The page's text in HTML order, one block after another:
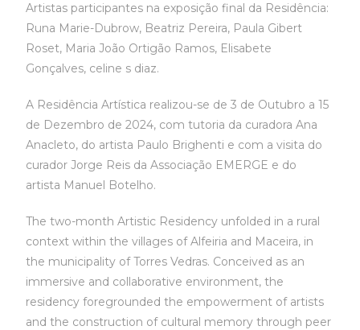
Artistas participantes na exposição final da Residência:
Runa Marie-Dubrow, Beatriz Pereira, Paula Gibert
Roset, Maria João Ortigão Ramos, Elisabete
Gonçalves, celine s diaz.
A Residência Artística realizou-se de 3 de Outubro a 15
de Dezembro de 2024, com tutoria da curadora Ana
Anacleto, do artista Paulo Brighenti e com a visita do
curador Jorge Reis da Associação EMERGE e do
artista Manuel Botelho.
The two-month Artistic Residency unfolded in a rural
context within the villages of Alfeiria and Maceira, in
the municipality of Torres Vedras. Conceived as an
immersive and collaborative environment, the
residency foregrounded the empowerment of artists
and the construction of cultural memory through peer